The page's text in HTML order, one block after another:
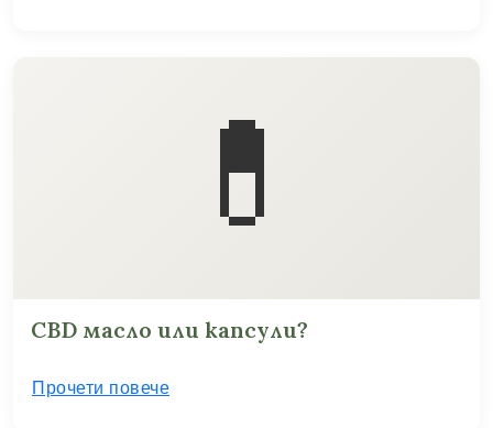
💊
CBD масло или капсули?
Прочети повече